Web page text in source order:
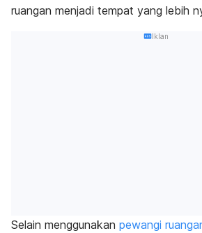
ruangan menjadi tempat yang lebih
Iklan
Selain menggunakan pewangi